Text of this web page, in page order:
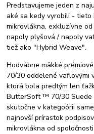
Predstavujeme jeden z
aké sa kedy vyrobili - tieto
mikrovlákna, exkluzívne
napoly plyšová / napoly
tiež ako "Hybrid Weave".
Hodvábne mäkké
70/30 oddelené vaflovými
ktorá bola predtým len
ButterSoft ™ 70/30 Suede
skutočne v kategoórii
najnovší prírastok
mikrovlákna od spoločnosti